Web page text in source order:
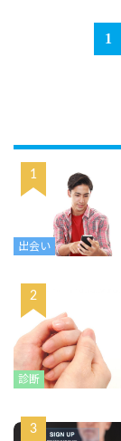
1
出会い
診断